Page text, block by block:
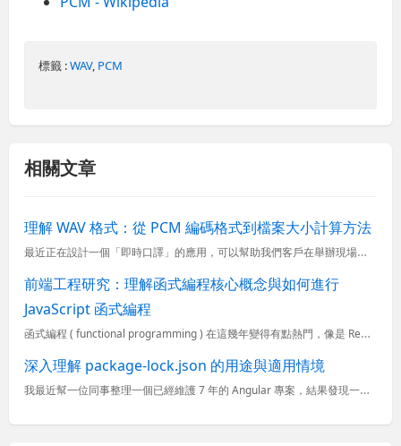
標籤 :WAV, PCM
相關文章
理解 WAV 格式：從 PCM 編碼格式到檔案大小計算方法
最近正在設計一個「即時口譯」的應用，可以幫助我們客戶在舉辦現場活動或即時線上活動時，可以提供多語言的口譯服務。我們需要將語音輸入訊號轉換為文字，然後再轉換為其他語言的語音。在這個過程中，首先要先深入瞭...
前端工程研究：理解函式編程核心概念與如何進行
JavaScript 函式編程
函式編程 ( functional programming ) 在這幾年變得有點熱門，像是 React 這套 JavaScript 框架，如果想學好他，通常也都必須要先熟悉函式編程的開發方法才行。畢竟
深入理解 package-lock.json 的用途與適用情境
我最近幫一位同事整理一個已經維護 7 年的 Angular 專案，結果發現一個前後端分離的專案，只有「後端」有設定 CI / CD，前端一直以來都是人工建置與部署。我在弄 CI / CD 的時候，發現...